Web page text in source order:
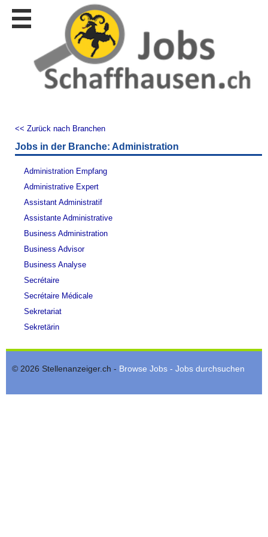
Stellen
Stellen
inserieren
Personalberatungen
WERBUNG
publizieren
JOB-
Lehrstellen
Lehrstellen
inserieren
<< Zurück nach Branchen
Jobs in der Branche: Administration
Administration Empfang
Administrative Expert
Assistant Administratif
Assistante Administrative
Business Administration
Business Advisor
Business Analyse
Secrétaire
Secrétaire Médicale
Sekretariat
Sekretärin
© 2026 Stellenanzeiger.ch - Browse Jobs - Jobs durchsuchen